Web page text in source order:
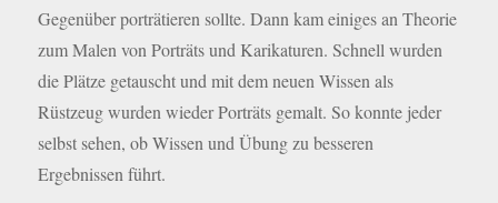
Gegenüber porträtieren sollte. Dann kam einiges an Theorie
zum Malen von Porträts und Karikaturen. Schnell wurden
die Plätze getauscht und mit dem neuen Wissen als
Rüstzeug wurden wieder Porträts gemalt. So konnte jeder
selbst sehen, ob Wissen und Übung zu besseren
Ergebnissen führt.